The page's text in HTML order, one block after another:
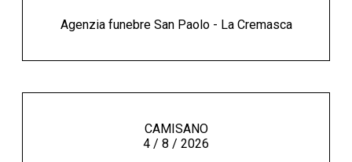
Agenzia funebre San Paolo - La Cremasca
CAMISANO
4 / 8 / 2026